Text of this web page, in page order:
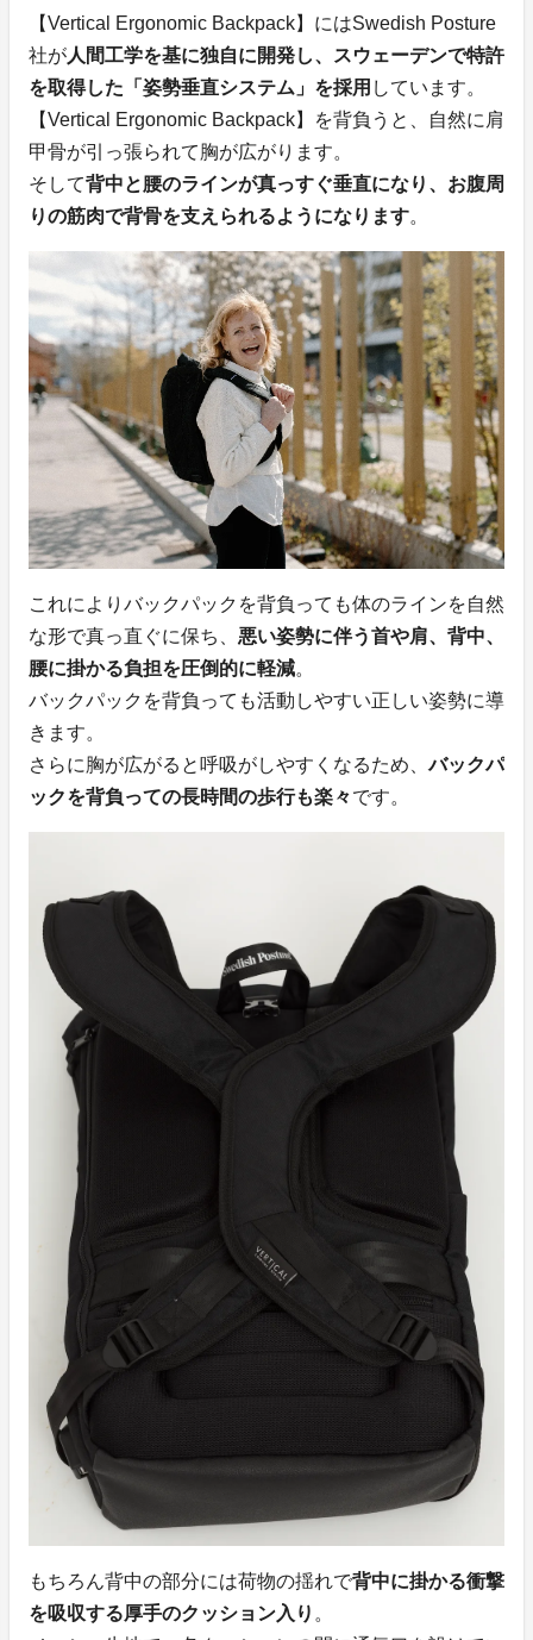
【Vertical Ergonomic Backpack】にはSwedish Posture
社が人間工学を基に独自に開発し、スウェーデンで特許
を取得した「姿勢垂直システム」を採用 しています。
【Vertical Ergonomic Backpack】を背負うと、自然に肩
甲骨が引っ張られて胸が広がります。
そして背中と腰のラインが真っすぐ垂直になり、お腹周
りの筋肉で背骨を支えられるようになります。
これによりバックパックを背負っても体のラインを自然
な形で真っ直ぐに保ち、 悪い姿勢に伴う首や肩、背中、
腰に掛かる負担を圧倒的に軽減。
バックパックを背負っても活動しやすい正しい姿勢に導
きます。
さらに胸が広がると呼吸がしやすくなるため、バックパ
ックを背負っての長時間の歩行も楽々です。
もちろん背中の部分には荷物の揺れで背中に掛かる衝撃
を吸収する厚手のクッション入り 。